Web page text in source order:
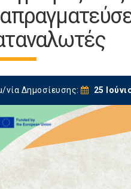
νία Δημοσίευσης: 25